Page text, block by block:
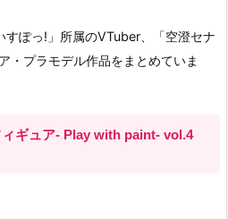
ぽっ!」所属のVTuber、「空澄セナ
・プラモデル作品をまとめていま
ギュア- Play with paint- vol.4